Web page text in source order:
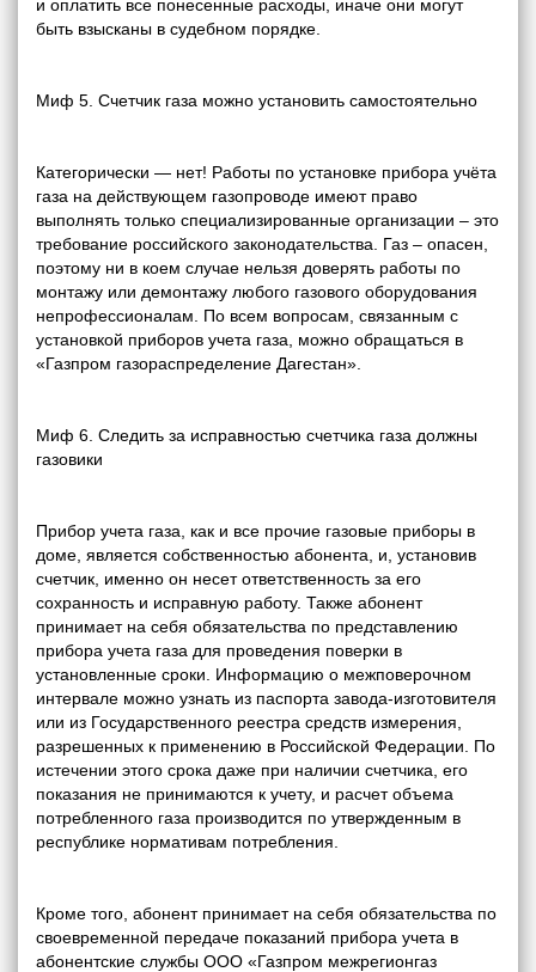
и оплатить все понесенные расходы, иначе они могут
быть взысканы в судебном порядке.
Миф 5. Счетчик газа можно установить самостоятельно
Категорически — нет! Работы по установке прибора учёта
газа на действующем газопроводе имеют право
выполнять только специализированные организации – это
требование российского законодательства. Газ – опасен,
поэтому ни в коем случае нельзя доверять работы по
монтажу или демонтажу любого газового оборудования
непрофессионалам. По всем вопросам, связанным с
установкой приборов учета газа, можно обращаться в
«Газпром газораспределение Дагестан».
Миф 6. Следить за исправностью счетчика газа должны
газовики
Прибор учета газа, как и все прочие газовые приборы в
доме, является собственностью абонента, и, установив
счетчик, именно он несет ответственность за его
сохранность и исправную работу. Также абонент
принимает на себя обязательства по представлению
прибора учета газа для проведения поверки в
установленные сроки. Информацию о межповерочном
интервале можно узнать из паспорта завода-изготовителя
или из Государственного реестра средств измерения,
разрешенных к применению в Российской Федерации. По
истечении этого срока даже при наличии счетчика, его
показания не принимаются к учету, и расчет объема
потребленного газа производится по утвержденным в
республике нормативам потребления.
Кроме того, абонент принимает на себя обязательства по
своевременной передаче показаний прибора учета в
абонентские службы ООО «Газпром межрегионгаз